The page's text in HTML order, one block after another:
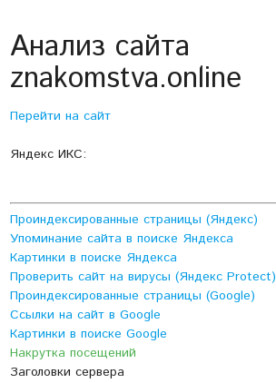
Анализ сайта
znakomstva.online
Перейти на сайт
Яндекс ИКС:
Проиндексированные страницы (Яндекс)
Упоминание сайта в поиске Яндекса
Картинки в поиске Яндекса
Проверить сайт на вирусы (Яндекс Protect)
Проиндексированные страницы (Google)
Ссылки на сайт в Google
Картинки в поиске Google
Накрутка посещений
Заголовки сервера